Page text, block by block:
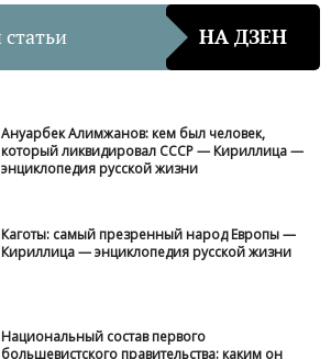
НА ДЗЕН
Ануарбек Алимжанов: кем был человек,
который ликвидировал СССР — Кириллица —
энциклопедия русской жизни
Каготы: самый презренный народ Европы —
Кириллица — энциклопедия русской жизни
Национальный состав первого
большевистского правительства: каким он